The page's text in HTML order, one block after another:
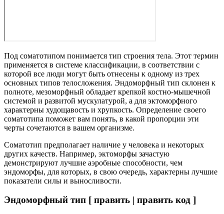
Под соматотипом понимается тип строения тела. Этот термин
применяется в системе классификации, в соответствии с
которой все люди могут быть отнесены к одному из трех
основных типов телосложения. Эндоморфный тип склонен к
полноте, мезоморфный обладает крепкой костно-мышечной
системой и развитой мускулатурой, а для эктоморфного
характерны худощавость и хрупкость. Определение своего
соматотипа поможет вам понять, в какой пропорции эти
черты сочетаются в вашем организме.
Соматотип предполагает наличие у человека и некоторых
других качеств. Например, эктоморфы зачастую
демонстрируют лучшие аэробные способности, чем
эндоморфы, для которых, в свою очередь, характерны лучшие
показатели силы и выносливости.
Эндоморфный тип [ править | править код ]